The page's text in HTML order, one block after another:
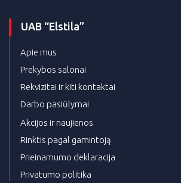
UAB “Elstila”
Apie mus
Prekybos salonai
Rekvizitai ir kiti kontaktai
Darbo pasiūlymai
Akcijos ir naujienos
Rinktis pagal gamintoją
Prieinamumo deklaracija
Privatumo politika